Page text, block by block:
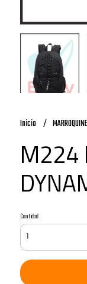
Inicio
M224
Cantidad